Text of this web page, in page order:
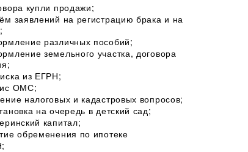
купли продажи;
заявлений на регистрацию брака и на
различных пособий;
земельного участка, договора
из ЕГРН;
ОМС;
налоговых и кадастровых вопросов;
на очередь в детский сад;
капитал;
обременения по ипотеке